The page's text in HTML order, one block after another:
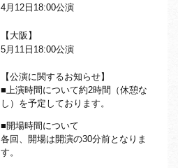
4月12日18:00公演
【大阪】
5月11日18:00公演
【公演に関するお知らせ】
■上演時間について約2時間（休憩な
し）を予定しております。
■開場時間について
各回、開場は開演の30分前となりま
す。